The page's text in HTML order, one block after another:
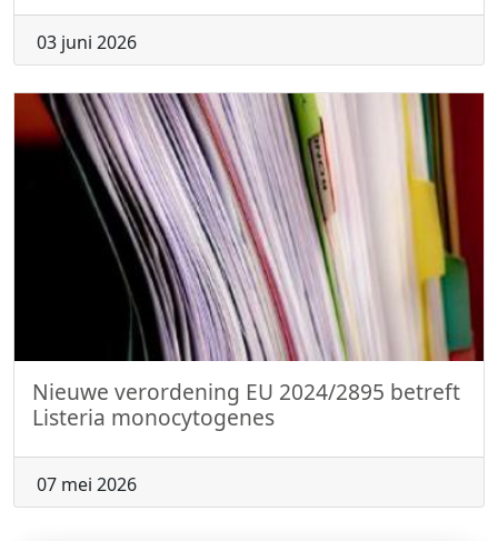
03 juni 2026
Nieuwe verordening EU 2024/2895 betreft
Listeria monocytogenes
07 mei 2026